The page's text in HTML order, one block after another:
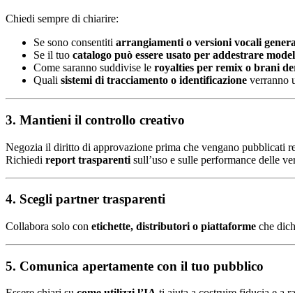
Chiedi sempre di chiarire:
Se sono consentiti arrangiamenti o versioni vocali
Se il tuo catalogo può essere usato per addestrare
Come saranno suddivise le royalties per remix o brani
Quali sistemi di tracciamento o identificazione verranno
3. Mantieni il controllo creativo
Negozia il diritto di approvazione prima che vengano pubblicati
Richiedi report trasparenti sull’uso e sulle performance delle
4. Scegli partner trasparenti
Collabora solo con etichette, distributori o piattaforme che
5. Comunica apertamente con il tuo pubblico